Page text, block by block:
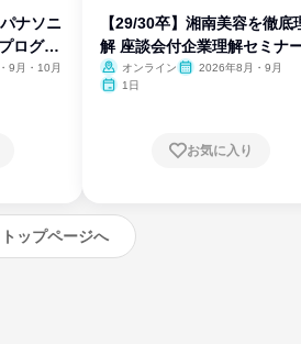
ナソニ
ログラ
9月・10月
【29/30卒】湘南美容を徹底
解 座談会付企業理解セミナ
オンライン
2026年8月・9月
1日
お気に入り
トップページへ